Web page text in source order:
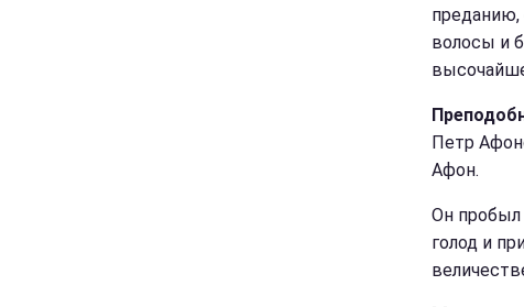
волосы и
Петр
Афон.
Он пробыл
голод и